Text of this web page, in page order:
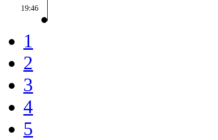
19:46
1
2
3
4
5